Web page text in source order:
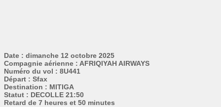
Date : dimanche 12 octobre 2025
Compagnie aérienne : AFRIQIYAH AIRWAYS
Numéro du vol : 8U441
Départ : Sfax
Destination : MITIGA
Statut : DECOLLE 21:50
Retard de 7 heures et 50 minutes